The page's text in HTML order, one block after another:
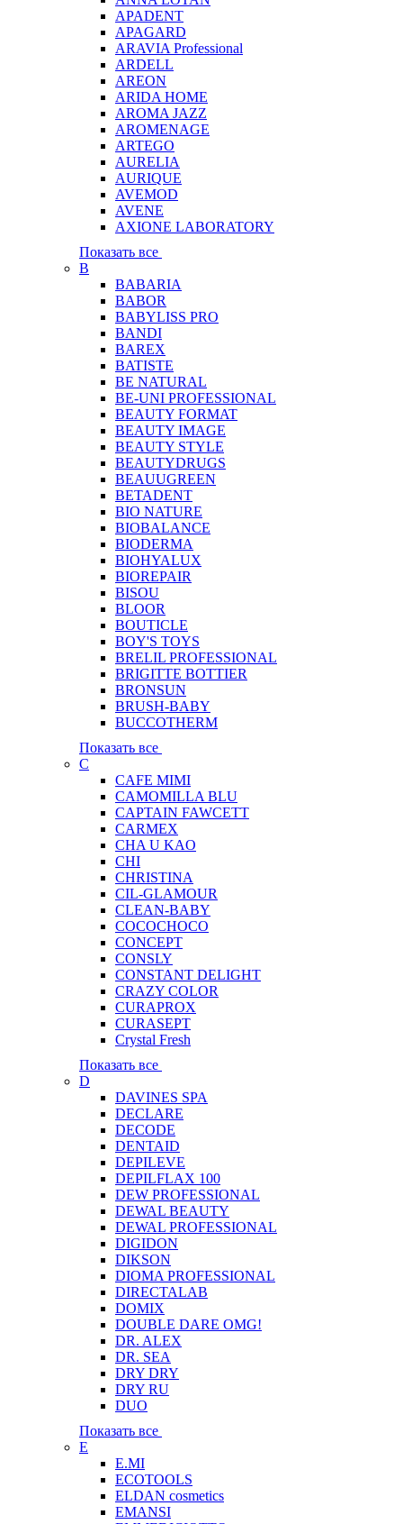
APADENT
APAGARD
ARAVIA Professional
ARDELL
AREON
ARIDA HOME
AROMA JAZZ
AROMENAGE
ARTEGO
AURELIA
AURIQUE
AVEMOD
AVENE
AXIONE LABORATORY
Показать все
B
BABARIA
BABOR
BABYLISS PRO
BANDI
BAREX
BATISTE
BE NATURAL
BE-UNI PROFESSIONAL
BEAUTY FORMAT
BEAUTY IMAGE
BEAUTY STYLE
BEAUTYDRUGS
BEAUUGREEN
BETADENT
BIO NATURE
BIOBALANCE
BIODERMA
BIOHYALUX
BIOREPAIR
BISOU
BLOOR
BOUTICLE
BOY'S TOYS
BRELIL PROFESSIONAL
BRIGITTE BOTTIER
BRONSUN
BRUSH-BABY
BUCCOTHERM
Показать все
C
CAFE MIMI
CAMOMILLA BLU
CAPTAIN FAWCETT
CARMEX
CHA U KAO
CHI
CHRISTINA
CIL-GLAMOUR
CLEAN-BABY
COCOCHOCO
CONCEPT
CONSLY
CONSTANT DELIGHT
CRAZY COLOR
CURAPROX
CURASEPT
Crystal Fresh
Показать все
D
DAVINES SPA
DECLARE
DECODE
DENTAID
DEPILEVE
DEPILFLAX 100
DEW PROFESSIONAL
DEWAL BEAUTY
DEWAL PROFESSIONAL
DIGIDON
DIKSON
DIOMA PROFESSIONAL
DIRECTALAB
DOMIX
DOUBLE DARE OMG!
DR. ALEX
DR. SEA
DRY DRY
DRY RU
DUO
Показать все
E
E.MI
ECOTOOLS
ELDAN cosmetics
EMANSI